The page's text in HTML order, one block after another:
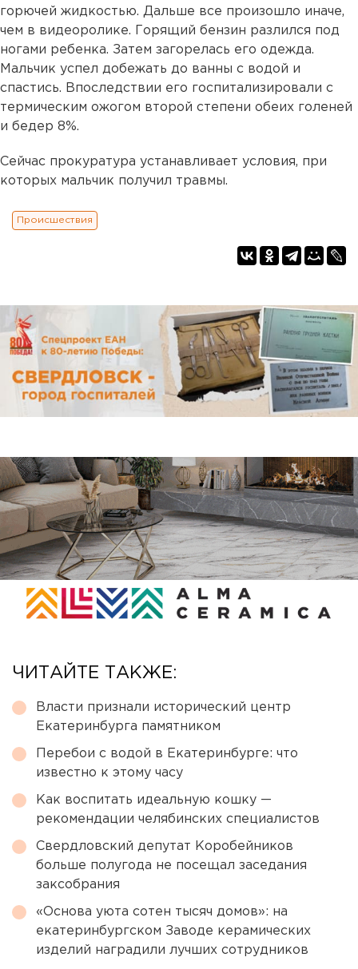
горючей жидкостью. Дальше все произошло иначе,
чем в видеоролике. Горящий бензин разлился под
ногами ребенка. Затем загорелась его одежда.
Мальчик успел добежать до ванны с водой и
спастись. Впоследствии его госпитализировали с
термическим ожогом второй степени обеих голеней
и бедер 8%.
Сейчас прокуратура устанавливает условия, при
которых мальчик получил травмы.
Происшествия
ЧИТАЙТЕ ТАКЖЕ:
Власти признали исторический центр
Екатеринбурга памятником
Перебои с водой в Екатеринбурге: что
известно к этому часу
Как воспитать идеальную кошку —
рекомендации челябинских специалистов
Свердловский депутат Коробейников
больше полугода не посещал заседания
заксобрания
«Основа уюта сотен тысяч домов»: на
екатеринбургском Заводе керамических
изделий наградили лучших сотрудников